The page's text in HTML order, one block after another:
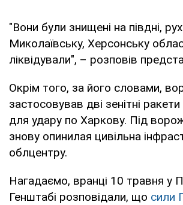
"Вони були знищені на півдні,
Миколаївську, Херсонську
ліквідували", – розповів
Окрім того, за його словами,
застосовував дві зенітні
для удару по Харкову. Під
знову опинилая цивільна
облцентру.
Нагадаємо, вранці 10 травня у
Генштабі розповідали, що сили